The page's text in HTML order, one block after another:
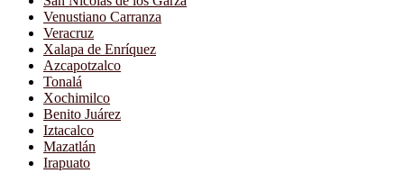
Venustiano Carranza
Veracruz
Xalapa de Enríquez
Azcapotzalco
Tonalá
Xochimilco
Benito Juárez
Iztacalco
Mazatlán
Irapuato